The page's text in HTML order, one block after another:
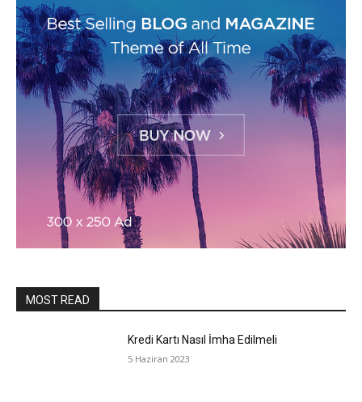
MOST READ
Kredi Kartı Nasıl İmha Edilmeli
5 Haziran 2023